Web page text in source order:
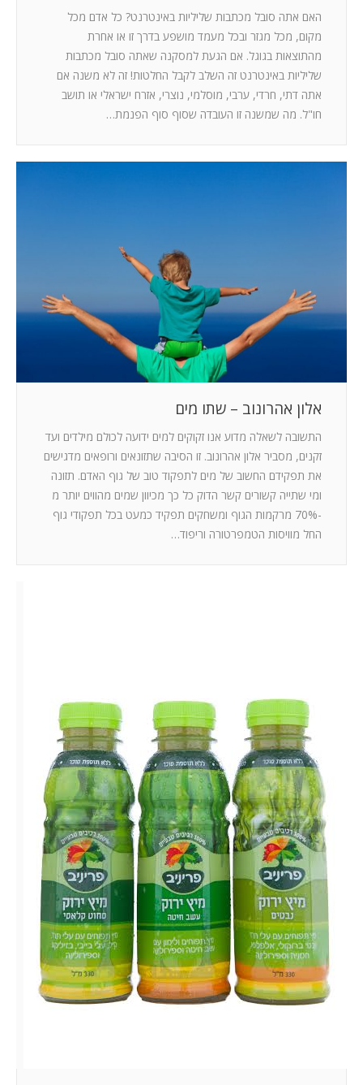
האם אתה סובל מכתבות שליליות באינטרנט? כל אדם מכל
מקום, מכל מגזר ובכל מעמד מושפע בדרך זו או אחרת
מהתוצאות בגוגל. אם הגעת למסקנה שאתה סובל מכתבות
שליליות באינטרנט זה השלב לקבל החלטות! זה לא משנה אם
אתה דתי, חרדי, ערבי, מוסלמי, נוצרי, אזרח ישראלי או תושב
חו"ל. מה שמשנה זו העובדה שסוף סוף הפנמת…
אלון אהרונוב – שתו מים
התשובה לשאלה מדוע אנו זקוקים למים ידועה לכולם מילדים ועד
זקנים, מסביר אלון אהרונוב. זו הסיבה שתזונאים ורופאים מדגישים
את תפקידם החשוב של מים לתפקוד טוב של גוף האדם. תזונה
ומי שתייה קשורים קשר הדוק כל כך מכיוון שמים מהווים יותר מ
-70% מרקמות הגוף ומשחקים תפקיד כמעט בכל תפקודי גוף
החל מוויסות הטמפרטורה וריפוד…